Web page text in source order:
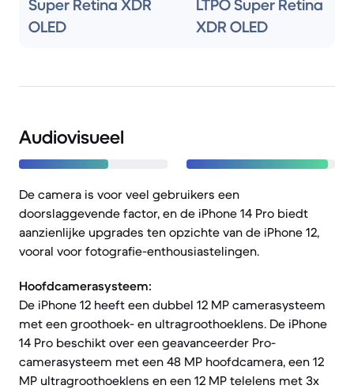
Super Retina XDR
OLED
LTPO Super Retina
XDR OLED
Audiovisueel
De camera is voor veel gebruikers een
doorslaggevende factor, en de iPhone 14 Pro biedt
aanzienlijke upgrades ten opzichte van de iPhone 12,
vooral voor fotografie-enthousiastelingen.
Hoofdcamerasysteem:
De iPhone 12 heeft een dubbel 12 MP camerasysteem
met een groothoek- en ultragroothoeklens. De iPhone
14 Pro beschikt over een geavanceerder Pro-
camerasysteem met een 48 MP hoofdcamera, een 12
MP ultragroothoeklens en een 12 MP telelens met 3x